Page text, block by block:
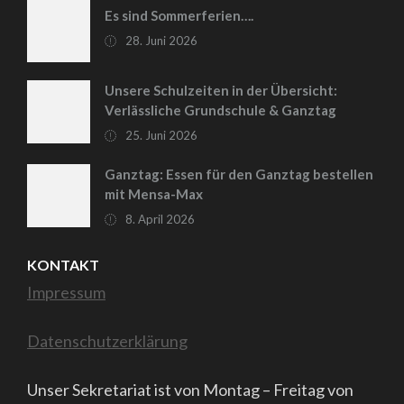
Es sind Sommerferien….
28. Juni 2026
Unsere Schulzeiten in der Übersicht:
Verlässliche Grundschule & Ganztag
25. Juni 2026
Ganztag: Essen für den Ganztag bestellen
mit Mensa-Max
8. April 2026
KONTAKT
Impressum
Datenschutzerklärung
Unser Sekretariat ist von Montag – Freitag von